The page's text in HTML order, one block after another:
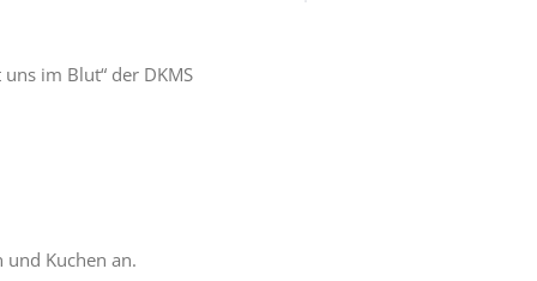
im Blut“ der DKMS
Kuchen an.